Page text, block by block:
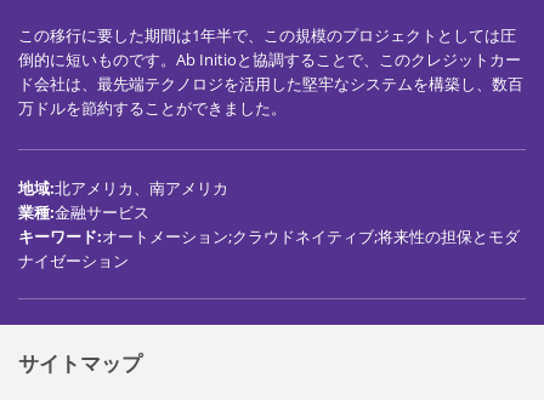
この移行に要した期間は1年半で、この規模のプロジェクトとしては圧
倒的に短いものです。Ab Initioと協調することで、このクレジットカー
ド会社は、最先端テクノロジを活用した堅牢なシステムを構築し、数百
万ドルを節約することができました。
地域:北アメリカ、南アメリカ
業種:金融サービス
キーワード:オートメーション;クラウドネイティブ;将来性の担保とモダ
ナイゼーション
サイトマップ